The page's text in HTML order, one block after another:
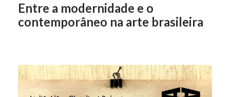
Entre a modernidade e o
contemporâneo na arte brasileira